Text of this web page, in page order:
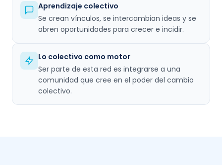
Aprendizaje colectivo
Se crean vínculos, se intercambian ideas y se
abren oportunidades para crecer e incidir.
Lo colectivo como motor
Ser parte de esta red es integrarse a una
comunidad que cree en el poder del cambio
colectivo.